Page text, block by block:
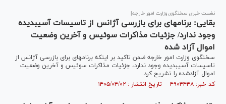
نشست خبری سخنگوی وزارت امور خارجه|
بقایی: برنامه‎ای برای بازرسی آژانس از تاسیسات آسیب‎دیده
وجود ندارد/ جزئیات مذاکرات سوئیس و آخرین وضعیت
اموال آزاد شده
سخنگوی وزارت امور خارجه ضمن تاکید بر اینکه برنامه‎ای برای بازرسی آژانس از
تاسیسات آسیب‎دیده وجود ندارد، جزئیات مذاکرات سوئیس و آخرین وضعیت
اموال آزادشده را تشریح کرد.
کد خبر: ۴۹۰۴۴۴۸ تاریخ انتشار : ۱۴۰۵/۰۴/۰۲